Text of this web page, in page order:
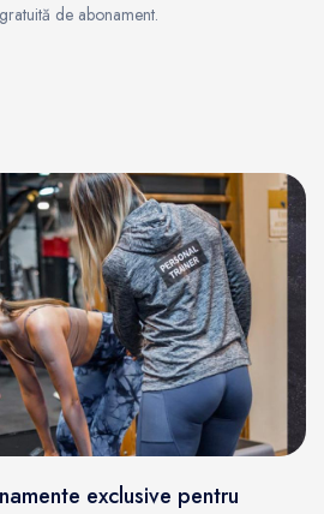
de abonament.
exclusive pentru